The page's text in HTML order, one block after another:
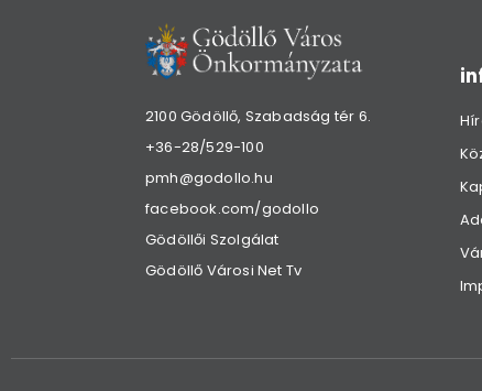
2100 Gödöllő, Szabadság tér 6.
+36-28/529-100
pmh@godollo.hu
facebook.com/godollo
Gödöllői Szolgálat
Gödöllő Városi Net Tv